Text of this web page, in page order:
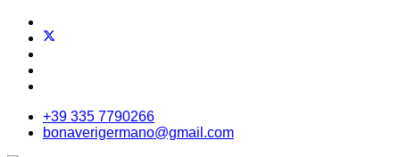
+39 335 7790266
bonaverigermano@gmail.com